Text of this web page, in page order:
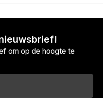
om op de hoogte te